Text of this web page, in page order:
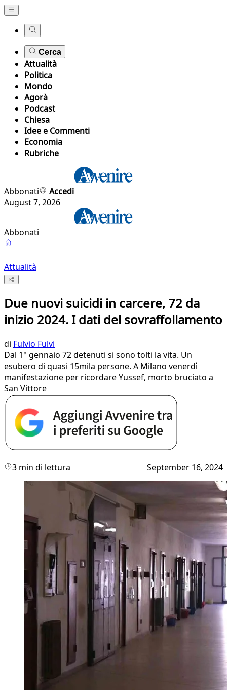
Cerca
Attualità
Politica
Mondo
Agorà
Podcast
Chiesa
Idee e Commenti
Economia
Rubriche
Abbonati
Accedi
August 7, 2026
Abbonati
Attualità
Due nuovi suicidi in carcere, 72 da
inizio 2024. I dati del sovraffollamento
di Fulvio Fulvi
Dal 1° gennaio 72 detenuti si sono tolti la vita. Un
esubero di quasi 15mila persone. A Milano venerdì
manifestazione per ricordare Yussef, morto bruciato a
San Vittore
3 min di lettura September 16, 2024